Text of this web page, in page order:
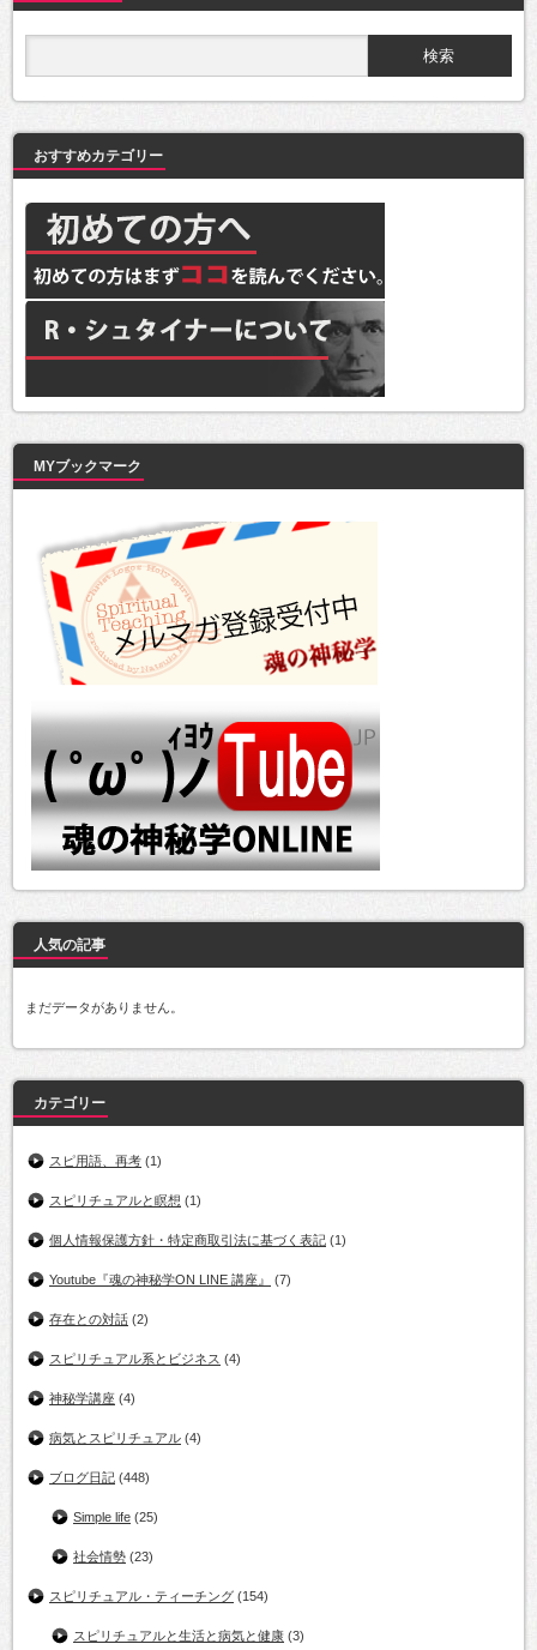
おすすめカテゴリー
MYブックマーク
人気の記事
まだデータがありません。
カテゴリー
スピ用語、再考 (1)
スピリチュアルと瞑想 (1)
個人情報保護方針・特定商取引法に基づく表記 (1)
Youtube『魂の神秘学ON LINE 講座』 (7)
存在との対話 (2)
スピリチュアル系とビジネス (4)
神秘学講座 (4)
病気とスピリチュアル (4)
ブログ日記 (448)
Simple life (25)
社会情勢 (23)
スピリチュアル・ティーチング (154)
スピリチュアルと生活と病気と健康 (3)